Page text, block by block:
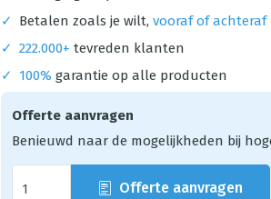
✓
Betalen zoals je wilt, vooraf of achteraf
✓ 222.000+ tevreden klanten
✓
100% garantie op alle producten
Offerte aanvragen
Benieuwd naar de mogelijkheden bij
Offerte aanvragen